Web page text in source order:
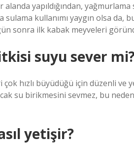
alanda yapıldığından,
sulama kullanımı yaygın olsa da,
sonra ilk kabak meyveleri
suyu sever
çok hızlı büyüdüğü için düzenli
su birikmesini sevmez, bu
yetişir?